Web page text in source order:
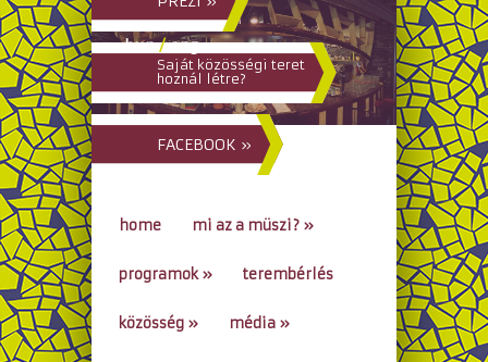
hun/eng
Saját közösségi teret
hoznál létre?
FACEBOOK »
home mi az a müszi? »
programok» terembérlés
közösség » média »